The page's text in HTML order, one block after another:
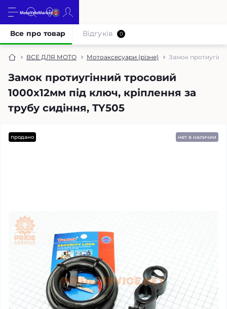
ВСЕ ДЛЯ МОТО Мотоаксесуари (різне) Замок
Замок протиугінний тросовий
1000х12мм під ключ, кріплення за
трубу сидіння, TY505
Все про товар Відгуків 0
продано нет в наличии